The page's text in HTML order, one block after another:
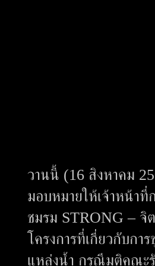
วานนี้ (16 สิงหาคม
มอบหมายให้เจ้าหน้า
ชมรม STRONG – จิ
โครงการที่เกี่ยวกับกา
แหล่งน้ำ กรณีมติคณะ